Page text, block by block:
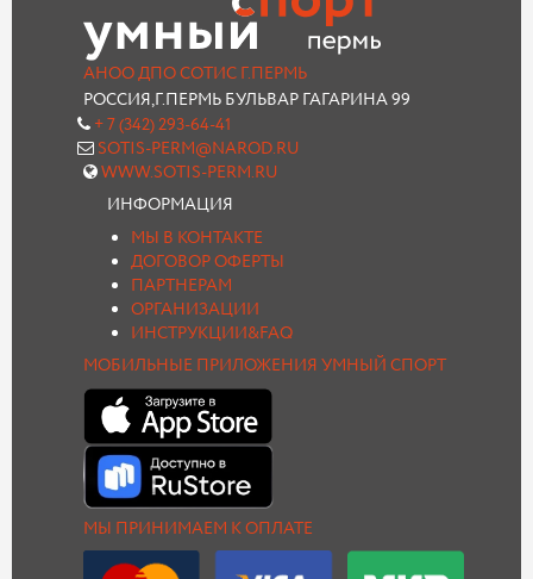
АНОО ДПО СОТИС Г.ПЕРМЬ
РОССИЯ,Г.ПЕРМЬ БУЛЬВАР ГАГАРИНА 99
+ 7 (342) 293-64-41
SOTIS-PERM@NAROD.RU
WWW.SOTIS-PERM.RU
ИНФОРМАЦИЯ
МЫ В КОНТАКТЕ
ДОГОВОР ОФЕРТЫ
ПАРТНЕРАМ
ОРГАНИЗАЦИИ
ИНСТРУКЦИИ&FAQ
МОБИЛЬНЫЕ ПРИЛОЖЕНИЯ УМНЫЙ СПОРТ
МЫ ПРИНИМАЕМ К ОПЛАТЕ